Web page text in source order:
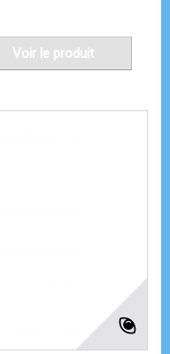
Voir le produit